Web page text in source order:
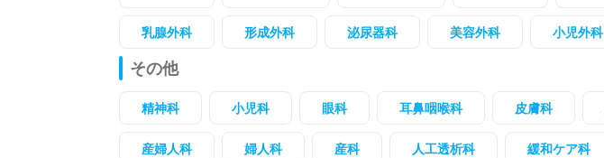
乳腺外科 形成外科 泌尿器科 美容外科 小児外科
その他
精神科 小児科 眼科 耳鼻咽喉科 皮膚科
産婦人科 婦人科 産科 人工透析科 緩和ケア科